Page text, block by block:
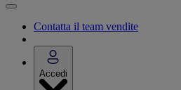
Contatta il team vendite
Accedi